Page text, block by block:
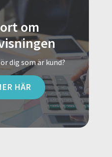
om
dig som är kund?
HÄR